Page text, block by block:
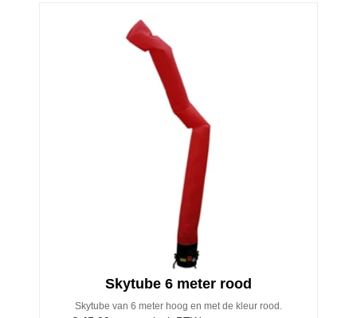
Skytube 6 meter rood
Skytube van 6 meter hoog en met de kleur rood.